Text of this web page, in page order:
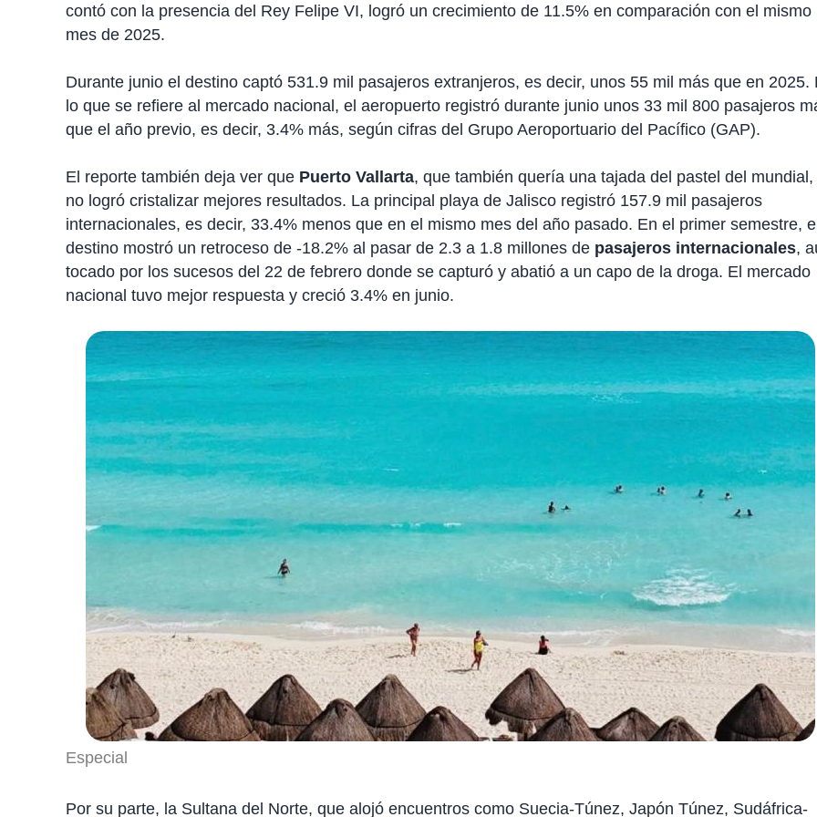
contó con la presencia del Rey Felipe VI, logró un crecimiento de 11.5% en comparación con el mismo
mes de 2025.
Durante junio el destino captó 531.9 mil pasajeros extranjeros, es decir, unos 55 mil más que en 2025.
lo que se refiere al mercado nacional, el aeropuerto registró durante junio unos 33 mil 800 pasajeros
que el año previo, es decir, 3.4% más, según cifras del Grupo Aeroportuario del Pacífico (GAP).
El reporte también deja ver que Puerto Vallarta, que también quería una tajada del pastel del mundial,
no logró cristalizar mejores resultados. La principal playa de Jalisco registró 157.9 mil pasajeros
internacionales, es decir, 33.4% menos que en el mismo mes del año pasado. En el primer semestre, el
destino mostró un retroceso de -18.2% al pasar de 2.3 a 1.8 millones de pasajeros internacionales,
tocado por los sucesos del 22 de febrero donde se capturó y abatió a un capo de la droga. El mercado
nacional tuvo mejor respuesta y creció 3.4% en junio.
Especial
Por su parte, la Sultana del Norte, que alojó encuentros como Suecia-Túnez, Japón Túnez, Sudáfrica-